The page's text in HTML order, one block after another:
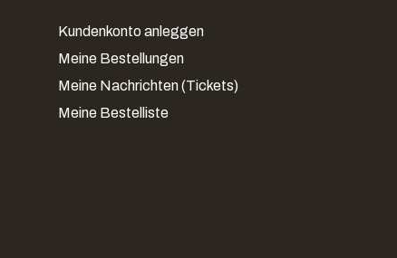
Kundenkonto anleggen
Meine Bestellungen
Meine Nachrichten (Tickets)
Meine Bestelliste